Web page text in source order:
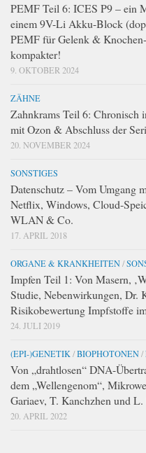
PEMF Teil 6: ICES P9 – ein
einem 9V-Li Akku-Block
PEMF für Gelenk &
kompakter!
9. OKTOBER 2024
ZÄHNE
Zahnkrams Teil 6: Chronisch
mit Ozon & Abschluss der
20. NOVEMBER 2024
SONSTIGES
Datenschutz – Vom Umgang
Netflix, Windows, Cloud-
WLAN & Co.
17. APRIL 2018
ORGANE & KRANKHEITEN/
Impfen Teil 1: Von Masern,
Studie, Nebenwirkungen, Dr.
Risikobewertung Impfstoffe
24. JULI 2019
(EPI-)GENETIK /BIOPHOTONEN/
Von „drahtlosen“ DNA-
dem „Wellengenom“,
Gariaev, T. Kanchzhen und
20. APRIL 2022